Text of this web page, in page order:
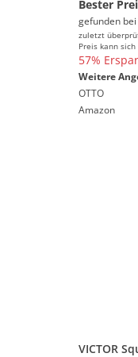
Bester
gefunden bei
zuletzt
Preis kann
57%
Weitere
OTTO
Amazon